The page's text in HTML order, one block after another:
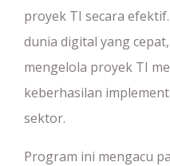
proyek TI secara
dunia digital yang
mengelola proyek TI
keberhasilan
sektor.
Program ini mengacu